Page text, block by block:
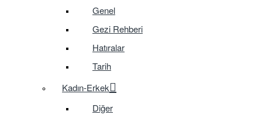
Genel
Gezi Rehberi
Hatıralar
Tarih
Kadın-Erkek
Diğer